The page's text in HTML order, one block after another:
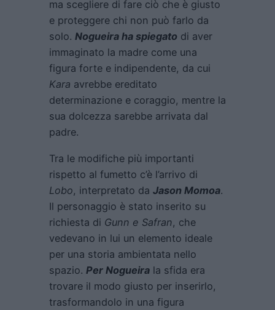
ma scegliere di fare ciò che è giusto
e proteggere chi non può farlo da
solo. Nogueira ha spiegato di aver
immaginato la madre come una
figura forte e indipendente, da cui
Kara avrebbe ereditato
determinazione e coraggio, mentre la
sua dolcezza sarebbe arrivata dal
padre.
Tra le modifiche più importanti
rispetto al fumetto c’è l’arrivo di
Lobo, interpretato da Jason Momoa.
Il personaggio è stato inserito su
richiesta di Gunn e Safran, che
vedevano in lui un elemento ideale
per una storia ambientata nello
spazio. Per Nogueira la sfida era
trovare il modo giusto per inserirlo,
trasformandolo in una figura